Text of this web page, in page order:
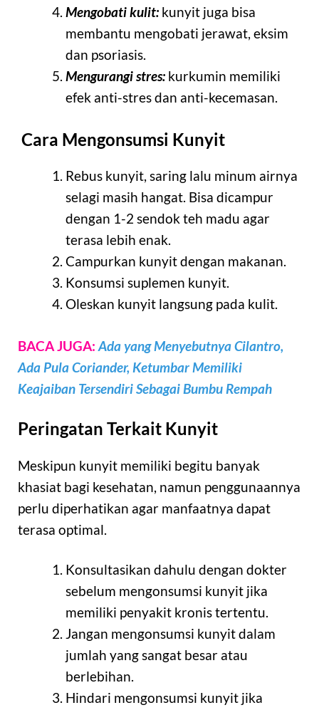
Mengobati kulit:kunyit juga bisa
membantu mengobati jerawat, eksim
dan psoriasis.
Mengurangi stres:kurkumin memiliki
efek anti-stres dan anti-kecemasan.
Cara Mengonsumsi Kunyit
Rebus kunyit, saring lalu minum airnya
selagi masih hangat. Bisa dicampur
dengan 1-2 sendok teh madu agar
terasa lebih enak.
Campurkan kunyit dengan makanan.
Konsumsi suplemen kunyit.
Oleskan kunyit langsung pada kulit.
BACA JUGA: Ada yang Menyebutnya Cilantro,
Ada Pula Coriander, Ketumbar Memiliki
Keajaiban Tersendiri Sebagai Bumbu Rempah
Peringatan Terkait Kunyit
Meskipun kunyit memiliki begitu banyak
khasiat bagi kesehatan, namun penggunaannya
perlu diperhatikan agar manfaatnya dapat
terasa optimal.
Konsultasikan dahulu dengan dokter
sebelum mengonsumsi kunyit jika
memiliki penyakit kronis tertentu.
Jangan mengonsumsi kunyit dalam
jumlah yang sangat besar atau
berlebihan.
Hindari mengonsumsi kunyit jika